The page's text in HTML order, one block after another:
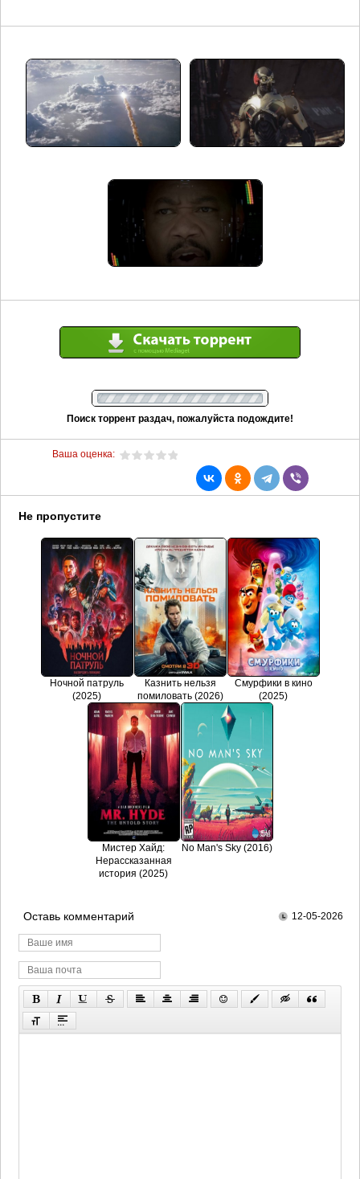
Поиск торрент раздач, пожалуйста подождите!
Ваша оценка:
Не пропустите
Ночной патруль
(2025)
Казнить нельзя
помиловать (2026)
Смурфики в кино
(2025)
Мистер Хайд:
Нерассказанная
история (2025)
No Man's Sky (2016)
Оставь комментарий 12-05-2026